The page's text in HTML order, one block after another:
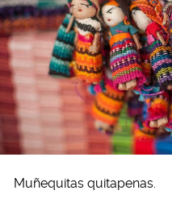
Muñequitas quitapenas.